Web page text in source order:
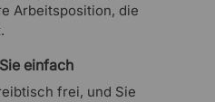
Arbeitsposition, die
einfach
frei, und Sie